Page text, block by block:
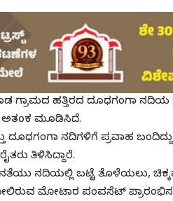
ಗ್ರಾಮದ ಹತ್ತಿರದ ದೂಧಗಂಗಾ ನದಿಯ
ಅತಂಕ ಮೂಡಿಸಿದೆ.
ದೂಧಗಂಗಾ ನದಿಗಳಿಗೆ ಪ್ರವಾಹ
ತಿಳಿಸಿದ್ದಾರೆ.
ನದಿಯಲ್ಲಿ ಬಟ್ಟೆ ತೊಳೆಯಲು,
ಮೋಟಾರ ಪಂಪಸೆಟ್